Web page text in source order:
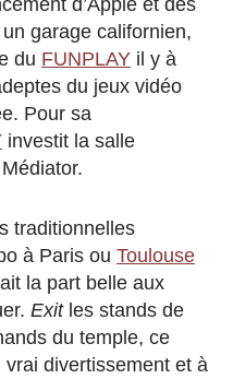
d’Apple et des
garage californien,
du FUNPLAY il y à
du jeux vidéo
Pour sa
investit la salle
traditionnelles
à Paris ou Toulouse
la part belle aux
Exitles stands de
du temple, ce
divertissement et à